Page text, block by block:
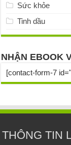
Sức khỏe
Tinh dầu
NHẬN EBOOK
[contact-form-7
THÔNG TIN